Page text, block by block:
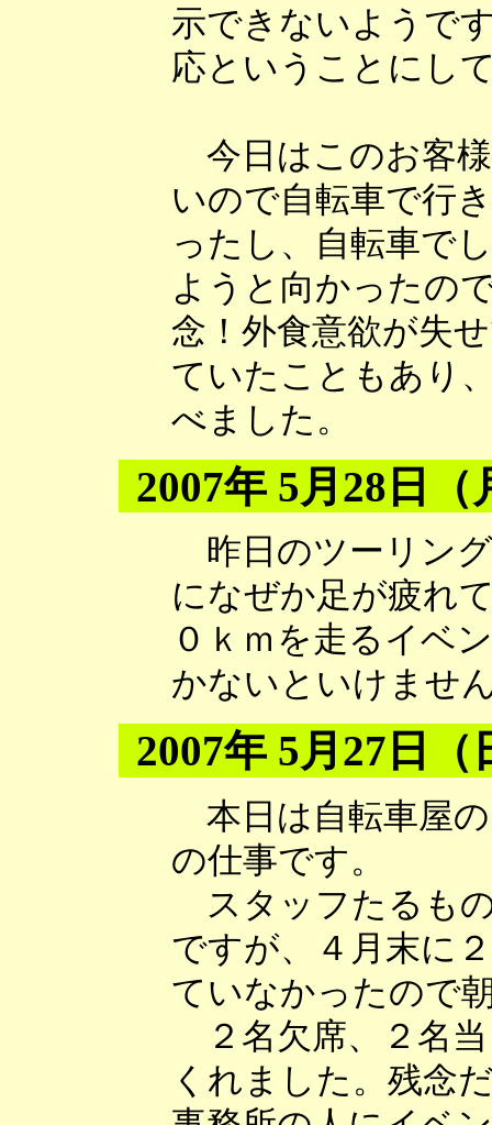
示できないようで
応ということにし
今日はこのお客
いので自転車で行
ったし、自転車で
ようと向かったの
念！外食意欲が失
ていたこともあり
べました。
2007年 5月28日（
昨日のツーリン
になぜか足が疲れ
０ｋｍを走るイベ
かないといけませ
2007年 5月27日（
本日は自転車屋
の仕事です。
スタッフたるも
ですが、４月末に
ていなかったので
２名欠席、２名
くれました。残念